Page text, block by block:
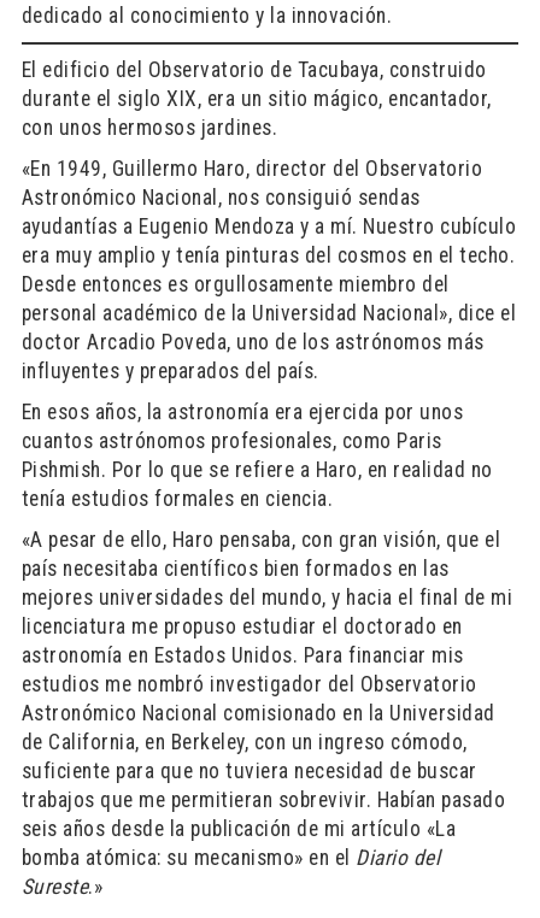
dedicado al conocimiento y la innovación.
El edificio del Observatorio de Tacubaya, construido
durante el siglo XIX, era un sitio mágico, encantador,
con unos hermosos jardines.
«En 1949, Guillermo Haro, director del Observatorio
Astronómico Nacional, nos consiguió sendas
ayudantías a Eugenio Mendoza y a mí. Nuestro cubículo
era muy amplio y tenía pinturas del cosmos en el techo.
Desde entonces es orgullosamente miembro del
personal académico de la Universidad Nacional», dice el
doctor Arcadio Poveda, uno de los astrónomos más
influyentes y preparados del país.
En esos años, la astronomía era ejercida por unos
cuantos astrónomos profesionales, como Paris
Pishmish. Por lo que se refiere a Haro, en realidad no
tenía estudios formales en ciencia.
«A pesar de ello, Haro pensaba, con gran visión, que el
país necesitaba científicos bien formados en las
mejores universidades del mundo, y hacia el final de mi
licenciatura me propuso estudiar el doctorado en
astronomía en Estados Unidos. Para financiar mis
estudios me nombró investigador del Observatorio
Astronómico Nacional comisionado en la Universidad
de California, en Berkeley, con un ingreso cómodo,
suficiente para que no tuviera necesidad de buscar
trabajos que me permitieran sobrevivir. Habían pasado
seis años desde la publicación de mi artículo «La
bomba atómica: su mecanismo» en el Diario del
Sureste.»